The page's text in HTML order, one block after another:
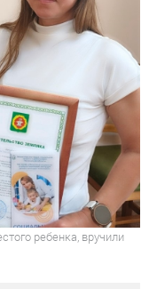
ребенка, вручили